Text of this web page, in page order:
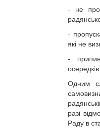
- не
-
які не
-
Одним
разі
Раду в